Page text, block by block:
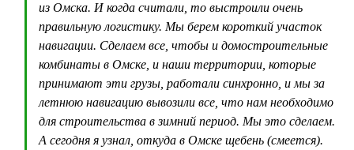
из Омска. И когда считали, то выстроили очень
правильную логистику. Мы берем короткий участок
навигации. Сделаем все, чтобы и домостроительные
комбинаты в Омске, и наши территории, которые
принимают эти грузы, работали синхронно, и мы за
летнюю навигацию вывозили все, что нам необходимо
для строительства в зимний период. Мы это сделаем.
А сегодня я узнал, откуда в Омске щебень (смеется).